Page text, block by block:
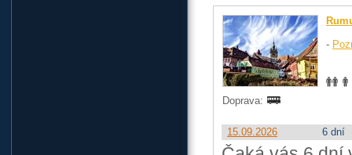
-
Doprava:
15.09.2026 6 dní